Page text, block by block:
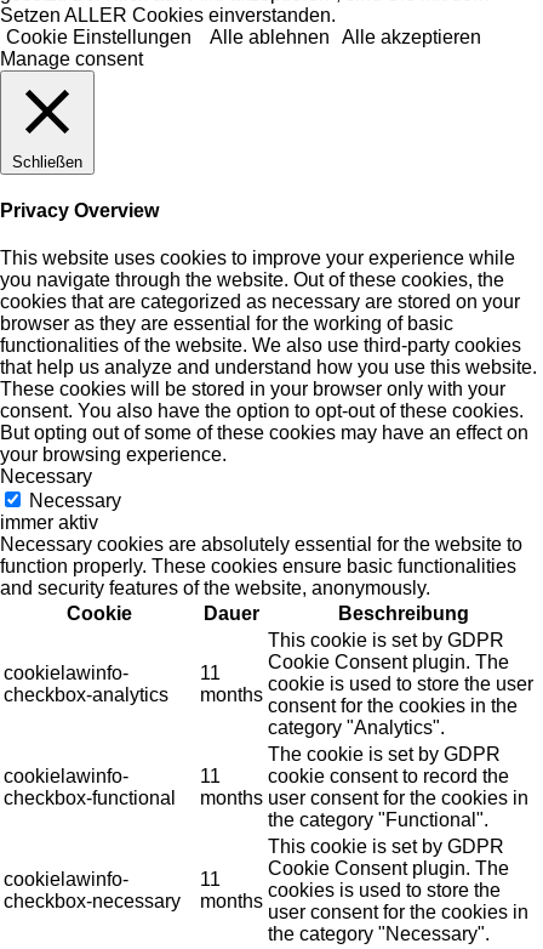
Setzen ALLER Cookies einverstanden.
Cookie Einstellungen
Alle ablehnen
Alle akzeptieren
Manage consent
Schließen
Privacy Overview
This website uses cookies to improve your experience while
you navigate through the website. Out of these cookies, the
cookies that are categorized as necessary are stored on your
browser as they are essential for the working of basic
functionalities of the website. We also use third-party cookies
that help us analyze and understand how you use this website.
These cookies will be stored in your browser only with your
consent. You also have the option to opt-out of these cookies.
But opting out of some of these cookies may have an effect on
your browsing experience.
Necessary
Necessary
immer aktiv
Necessary cookies are absolutely essential for the website to
function properly. These cookies ensure basic functionalities
and security features of the website, anonymously.
Cookie
Dauer Beschreibung
cookielawinfo-
checkbox-analytics
11
months
This cookie is set by GDPR
Cookie Consent plugin. The
cookie is used to store the user
consent for the cookies in the
category "Analytics".
cookielawinfo-
checkbox-functional
11
months
The cookie is set by GDPR
cookie consent to record the
user consent for the cookies in
the category "Functional".
cookielawinfo-
checkbox-necessary
11
months
This cookie is set by GDPR
Cookie Consent plugin. The
cookies is used to store the
user consent for the cookies in
the category "Necessary".